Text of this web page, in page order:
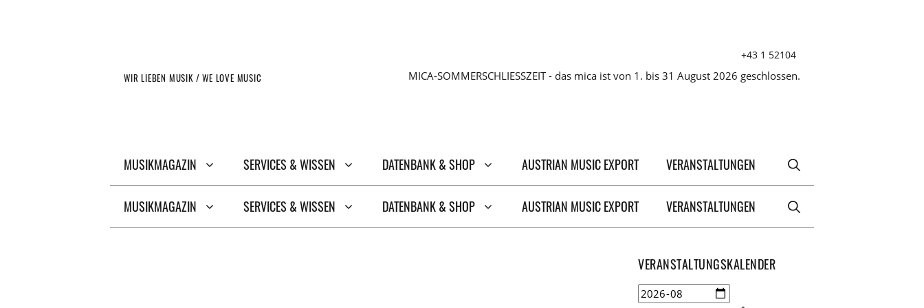
+43 1 52104
WIR LIEBEN MUSIK / WE LOVE MUSIC MICA-SOMMERSCHLIESSZEIT - das mica ist von 1. bis 31 August 2026 geschlossen.
MUSIKMAGAZIN SERVICES & WISSEN DATENBANK & SHOP AUSTRIAN MUSIC EXPORT VERANSTALTUNGEN
MUSIKMAGAZIN SERVICES & WISSEN DATENBANK & SHOP AUSTRIAN MUSIC EXPORT VERANSTALTUNGEN
VERANSTALTUNGSKALENDER